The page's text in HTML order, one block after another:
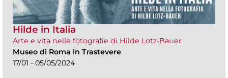
Hilde in Italia
Arte e vita nelle fotografie di Hilde Lotz-Bauer
Museo di Roma in Trastevere
17/01 - 05/05/2024